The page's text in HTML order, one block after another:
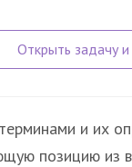
и их
позицию из